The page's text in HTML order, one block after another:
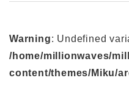
Warning: Undefined
/home/millionwaves/
content/themes/Miku/